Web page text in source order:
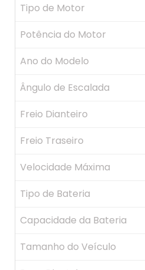
Tipo de Motor
Potência do Motor
Ano do Modelo
Ângulo de Escalada
Freio Dianteiro
Freio Traseiro
Velocidade Máxima
Tipo de Bateria
Capacidade da Bateria
Tamanho do Veículo